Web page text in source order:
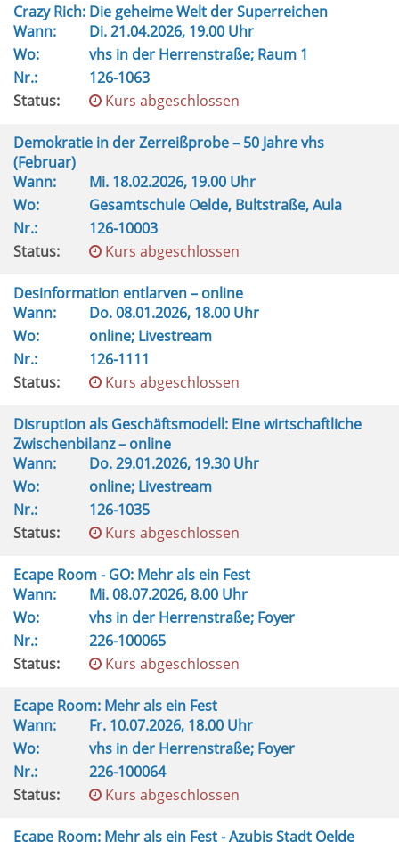
Crazy Rich: Die geheime Welt der Superreichen
Wann:
Di.21.04.2026, 19.00 Uhr
Wo:
vhs in der Herrenstraße; Raum 1
Nr.:
126-1063
Status:
Kurs abgeschlossen
Demokratie in der Zerreißprobe – 50 Jahre vhs
(Februar)
Wann:
Mi. 18.02.2026, 19.00 Uhr
Wo:
Gesamtschule Oelde, Bultstraße, Aula
Nr.:
126-10003
Status:
Kurs abgeschlossen
Desinformation entlarven – online
Wann:
Do.08.01.2026, 18.00 Uhr
Wo:
online; Livestream
Nr.:
126-1111
Status:
Kurs abgeschlossen
Disruption als Geschäftsmodell: Eine wirtschaftliche
Zwischenbilanz – online
Wann:
Do.29.01.2026, 19.30 Uhr
Wo:
online; Livestream
Nr.:
126-1035
Status:
Kurs abgeschlossen
Ecape Room - GO: Mehr als ein Fest
Wann:
Mi.08.07.2026, 8.00 Uhr
Wo:
vhs in der Herrenstraße; Foyer
Nr.:
226-100065
Status:
Kurs abgeschlossen
Ecape Room: Mehr als ein Fest
Wann:
Fr. 10.07.2026, 18.00 Uhr
Wo:
vhs in der Herrenstraße; Foyer
Nr.:
226-100064
Status:
Kurs abgeschlossen
Ecape Room: Mehr als ein Fest - Azubis Stadt Oelde